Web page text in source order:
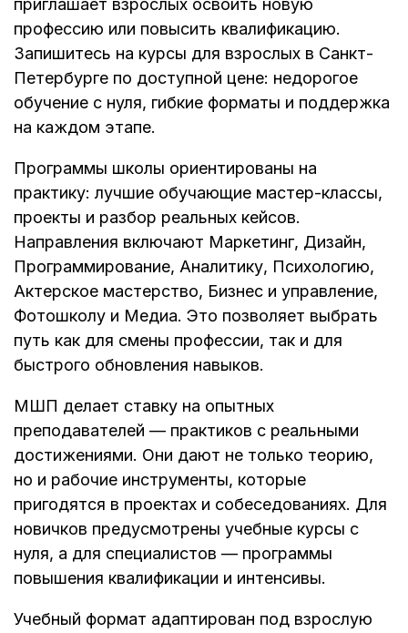
приглашает взрослых освоить новую
профессию или повысить квалификацию.
Запишитесь на курсы для взрослых в Санкт-
Петербурге по доступной цене: недорогое
обучение с нуля, гибкие форматы и поддержка
на каждом этапе.
Программы школы ориентированы на
практику: лучшие обучающие мастер-классы,
проекты и разбор реальных кейсов.
Направления включают Маркетинг, Дизайн,
Программирование, Аналитику, Психологию,
Актерское мастерство, Бизнес и управление,
Фотошколу и Медиа. Это позволяет выбрать
путь как для смены профессии, так и для
быстрого обновления навыков.
МШП делает ставку на опытных
преподавателей — практиков с реальными
достижениями. Они дают не только теорию,
но и рабочие инструменты, которые
пригодятся в проектах и собеседованиях. Для
новичков предусмотрены учебные курсы с
нуля, а для специалистов — программы
повышения квалификации и интенсивы.
Учебный формат адаптирован под взрослую